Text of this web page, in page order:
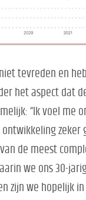
tevreden en
het aspect dat
“Ik voel me
ontwikkeling zeker
de meest
we ons 30-
zijn we hopelijk